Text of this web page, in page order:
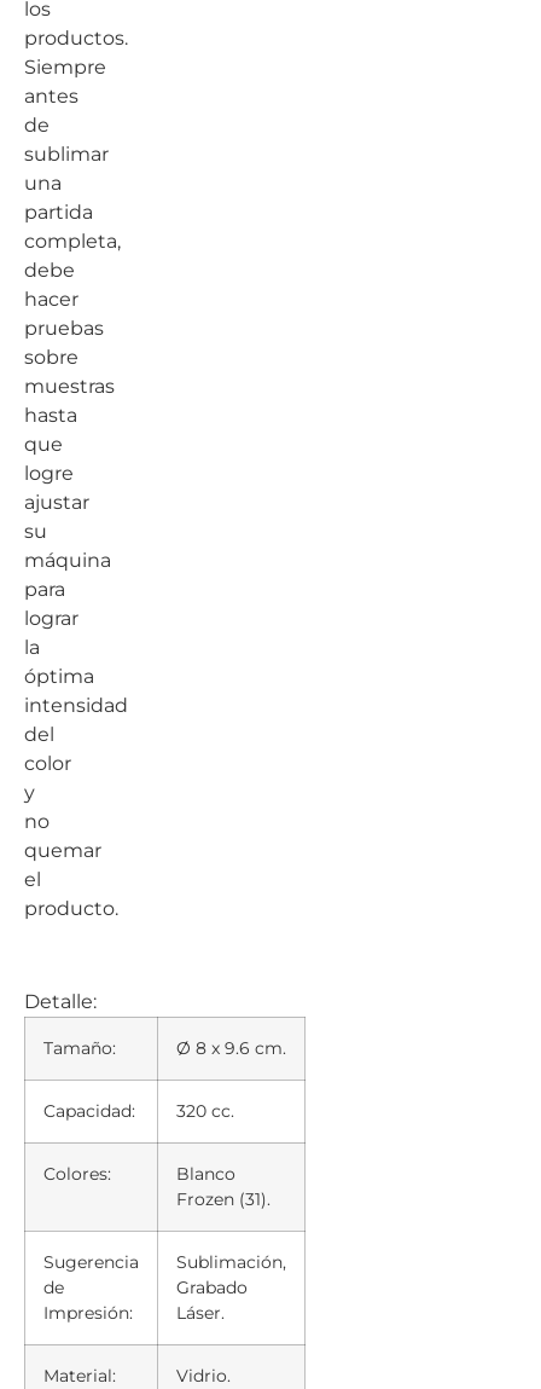
los
productos.
Siempre
antes
de
sublimar
una
partida
completa,
debe
hacer
pruebas
sobre
muestras
hasta
que
logre
ajustar
su
máquina
para
lograr
la
óptima
intensidad
del
color
y
no
quemar
el
producto.
Detalle:
Tamaño: Ø 8 x 9.6 cm.
Capacidad: 320 cc.
Colores:
Blanco
Frozen (31).
Sugerencia
de
Impresión:
Sublimación,
Grabado
Láser.
Material: Vidrio.